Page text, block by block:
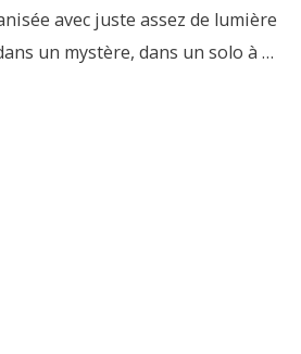
avec juste assez de lumière
un mystère, dans un solo à …